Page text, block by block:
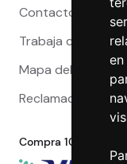
Contacto
Trabaja con
Mapa del sitio
Reclamaciones
Compra 100% segura